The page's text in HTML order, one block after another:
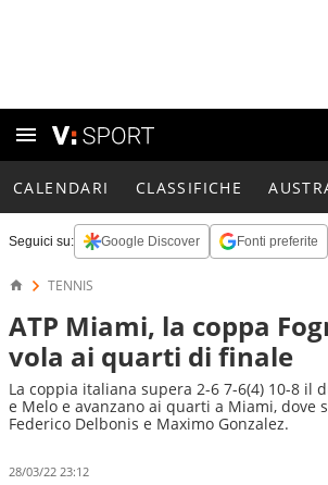
CALENDARI CLASSIFICHE
Seguici su: Google Discover Fonti preferite
TENNIS
ATP Miami, la coppa
vola ai quarti di finale
La coppia italiana supera 2-6 7-6(4) 10-8 il
e Melo e avanzano ai quarti a Miami, dove
Federico Delbonis e Maximo Gonzalez.
28/03/22 23:12